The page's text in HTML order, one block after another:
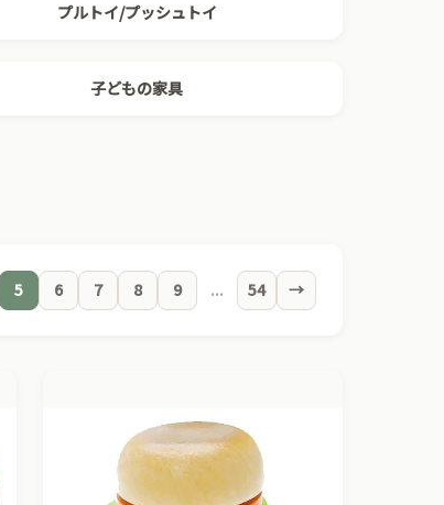
プルトイ/プッシュトイ
子どもの家具
5 6 7 8 9 ... 54 →